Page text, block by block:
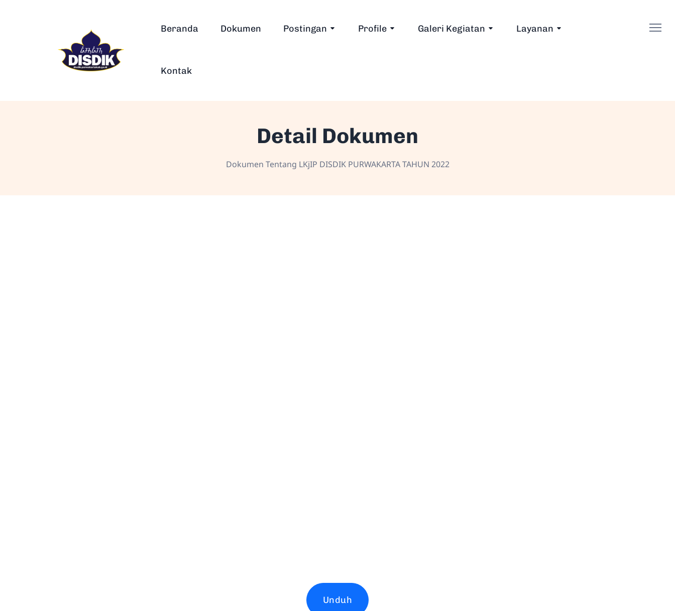
Beranda Dokumen Postingan Profile Galeri Kegiatan Layanan
Kontak
Detail Dokumen
Dokumen Tentang LKjIP DISDIK PURWAKARTA TAHUN 2022
Unduh